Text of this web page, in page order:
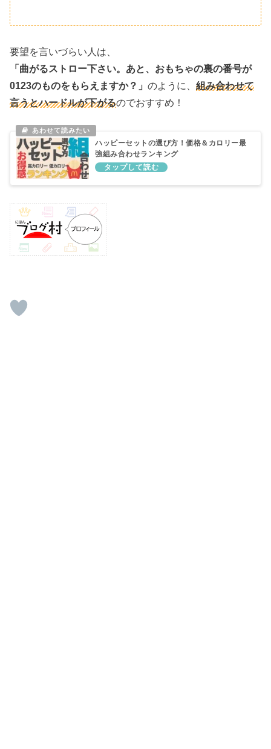
要望を言いづらい人は、
「曲がるストロー下さい。あと、おもちゃの裏の番号が
0123のものをもらえますか？」 のように、 組み合わせて
言うとハードルが下がるのでおすすめ！
ハッピーセットの選び方！価格＆カロリー最
強組み合わせランキング